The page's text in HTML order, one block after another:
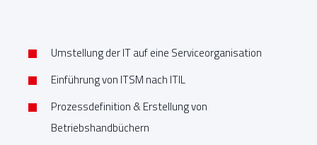
Umstellung der IT auf eine Serviceorganisation
Einführung von ITSM nach ITIL
Prozessdefinition & Erstellung von
Betriebshandbüchern